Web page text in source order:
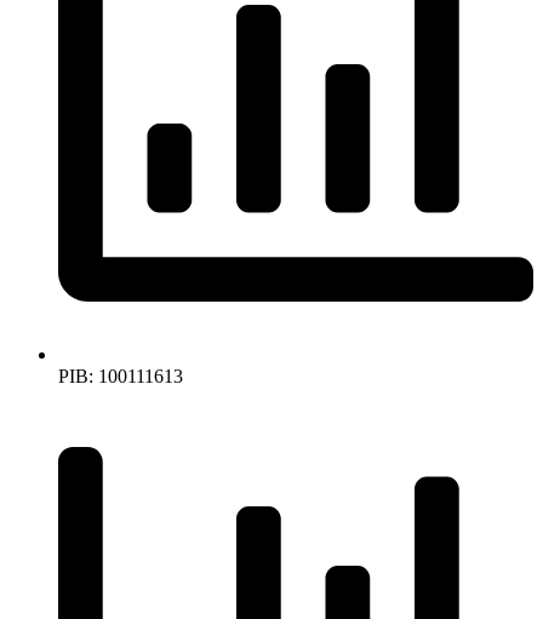
PIB: 100111613